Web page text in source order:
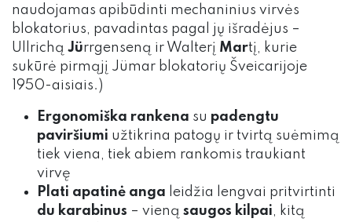
naudojamas apibūdinti mechaninius virvės
blokatorius, pavadintas pagal jų išradėjus –
Ullrichą Jürrgenseną ir Walterį Martį, kurie
sukūrė pirmąjį Jümar blokatorių Šveicarijoje
1950-aisiais.)
Ergonomiška rankena su padengtu
paviršiumi užtikrina patogų ir tvirtą suėmimą
tiek viena, tiek abiem rankomis traukiant
virvę
Plati apatinė anga leidžia lengvai pritvirtinti
du karabinus – vieną saugos kilpai, kitą